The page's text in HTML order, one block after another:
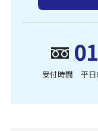
受付時間 平日